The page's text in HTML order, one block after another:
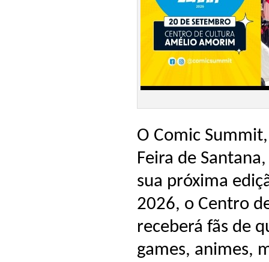
O Comic
Feira de
sua próxima
2026, o Centro
receberá fãs de
games, animes,